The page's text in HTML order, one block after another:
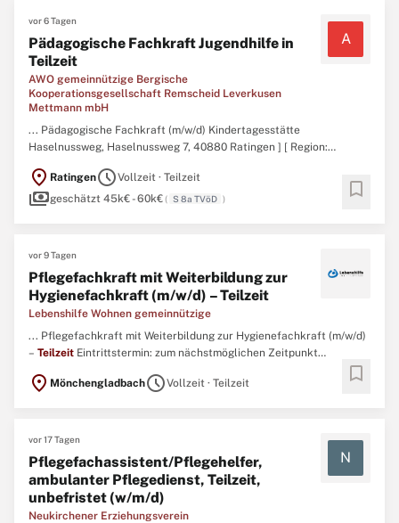
vor 6 Tagen
Pädagogische Fachkraft Jugendhilfe in
Teilzeit
AWO gemeinnützige Bergische
Kooperationsgesellschaft Remscheid Leverkusen
Mettmann mbH
A
... Pädagogische Fachkraft (m/w/d) Kindertagesstätte
Haselnussweg, Haselnussweg 7, 40880 Ratingen ] [ Region:
Festanstellung ] [Teilzeit - flexibel Vollzeit ] Unterstütze unser
Team als pädagogische Fachkraft (m/w/d) mit 19,5 bis 39
location_on RatingenscheduleVollzeit · Teilzeit
paymentsgeschätzt 45k€ - 60k€( S 8a TVöD ) bookmark
vor 9 Tagen
Pflegefachkraft mit Weiterbildung zur
Hygienefachkraft (m/w/d) – Teilzeit
Lebenshilfe Wohnen gemeinnützige
... Pflegefachkraft mit Weiterbildung zur Hygienefachkraft (m/w/d)
– Teilzeit Eintrittstermin: zum nächstmöglichen Zeitpunkt
(15h) oder geringfügige Basis Die Lebenshilfe
Wohnen gemeinnützige GmbH Mönchengladbach ist ein
location_on MönchengladbachscheduleVollzeit · Teilzeit bookmark
vor 17 Tagen
Pflegefachassistent/Pflegehelfer,
ambulanter Pflegedienst, Teilzeit,
unbefristet (w/m/d)
Neukirchener Erziehungsverein
N